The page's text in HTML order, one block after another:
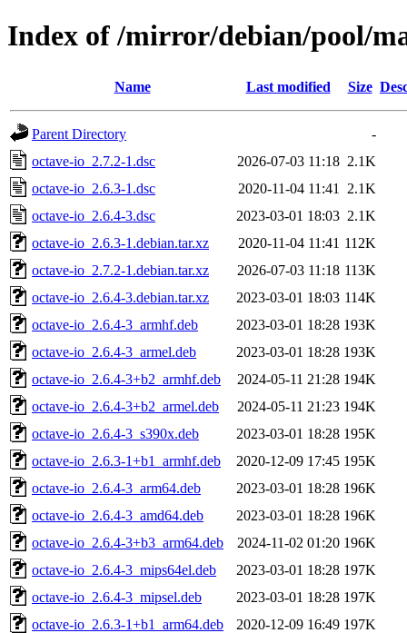
Index of /mirror/debian/pool/
Name Last modified Size
Parent Directory
-
octave-io_2.7.2-1.dsc
2026-07-03 11:18 2.1K
octave-io_2.6.3-1.dsc
2020-11-04 11:41
2.1K
octave-io_2.6.4-3.dsc
2023-03-01 18:03 2.1K
octave-io_2.6.3-1.debian.tar.xz
2020-11-04 11:41 112K
octave-io_2.7.2-1.debian.tar.xz
2026-07-03 11:18 113K
octave-io_2.6.4-3.debian.tar.xz
2023-03-01 18:03 114K
octave-io_2.6.4-3_armhf.deb
2023-03-01 18:28 193K
octave-io_2.6.4-3_armel.deb
2023-03-01 18:28 193K
octave-io_2.6.4-3+b2_armhf.deb
2024-05-11 21:28 194K
octave-io_2.6.4-3+b2_armel.deb
2024-05-11 21:23 194K
octave-io_2.6.4-3_s390x.deb
2023-03-01 18:28 195K
octave-io_2.6.3-1+b1_armhf.deb
2020-12-09 17:45 195K
octave-io_2.6.4-3_arm64.deb
2023-03-01 18:28 196K
octave-io_2.6.4-3_amd64.deb
2023-03-01 18:28 196K
octave-io_2.6.4-3+b3_arm64.deb
2024-11-02 01:20 196K
octave-io_2.6.4-3_mips64el.deb
2023-03-01 18:28 197K
octave-io_2.6.4-3_mipsel.deb
2023-03-01 18:28 197K
octave-io_2.6.3-1+b1_arm64.deb
2020-12-09 16:49 197K